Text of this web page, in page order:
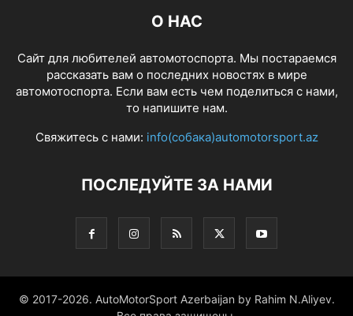
О НАС
Сайт для любителей автомотоспорта. Мы постараемся
рассказать вам о последних новостях в мире
автомотоспорта. Если вам есть чем поделиться с нами,
то напишите нам.
Свяжитесь с нами: info(собака)automotorsport.az
ПОСЛЕДУЙТЕ ЗА НАМИ
© 2017-2026. AutoMotorSport Azerbaijan by Rahim N.Aliyev.